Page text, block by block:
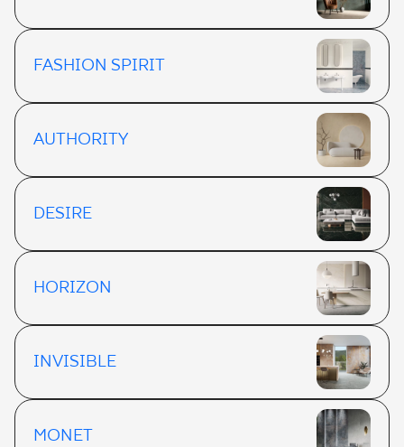
FASHION SPIRIT
AUTHORITY
DESIRE
HORIZON
INVISIBLE
MONET